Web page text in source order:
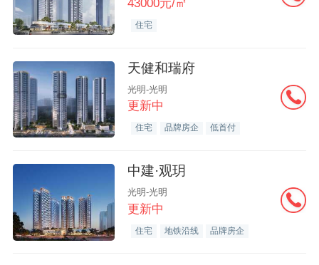
43000元/㎡
住宅
天健和瑞府
光明-光明
更新中
住宅 品牌房企 低首付
中建·观玥
光明-光明
更新中
住宅 地铁沿线 品牌房企